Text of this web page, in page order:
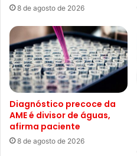
8 de agosto de 2026
Diagnóstico precoce da
AME é divisor de águas,
afirma paciente
8 de agosto de 2026